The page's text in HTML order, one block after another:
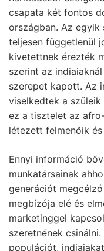
csapata két fontos
országban. Az
teljesen függetlenül
kivetettnek érezték
szerint az
szerepet kapott. Az
viselkedtek a
ez a tisztelet az
létezett felmenőik
Ennyi információ
munkatársainak
generációt
megbízója elé és
marketinggel
szeretnének
populációt,